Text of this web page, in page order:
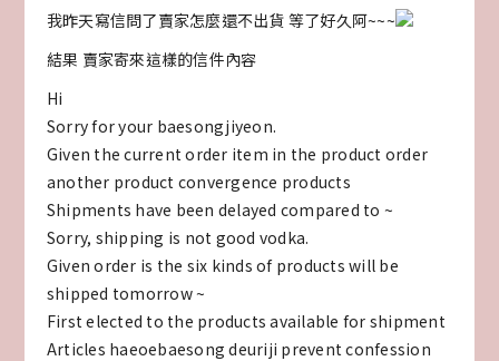
我昨天寫信問了賣家怎麼還不出貨 等了好久阿~~~
結果 賣家寄來這樣的信件內容
Hi
Sorry for your baesongjiyeon.
Given the current order item in the product order
another product convergence products
Shipments have been delayed compared to ~
Sorry, shipping is not good vodka.
Given order is the six kinds of products will be
shipped tomorrow ~
First elected to the products available for shipment
Articles haeoebaesong deuriji prevent confession